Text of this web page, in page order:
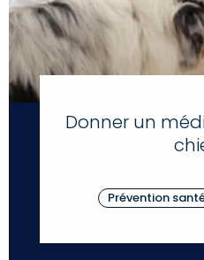
Donner un
Prévention